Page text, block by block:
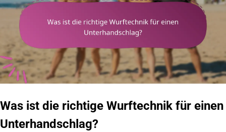
Was ist die richtige Wurftechnik für einen
Unterhandschlag?